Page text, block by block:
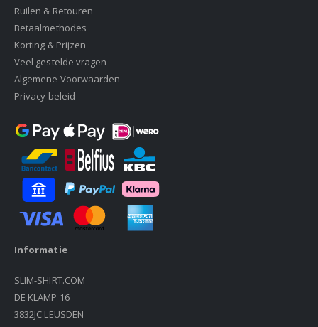
Ruilen & Retouren
Betaalmethodes
Korting & Prijzen
Veel gestelde vragen
Algemene Voorwaarden
Privacy beleid
Informatie
SLIM-SHIRT.COM
DE KLAMP 16
3832JC LEUSDEN